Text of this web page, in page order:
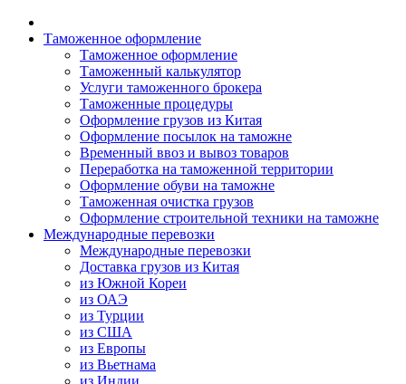
Таможенное оформление
Таможенное оформление
Таможенный калькулятор
Услуги таможенного брокера
Таможенные процедуры
Оформление грузов из Китая
Оформление посылок на таможне
Временный ввоз и вывоз товаров
Переработка на таможенной территории
Оформление обуви на таможне
Таможенная очистка грузов
Оформление строительной техники на таможне
Международные перевозки
Международные перевозки
Доставка грузов из Китая
из Южной Кореи
из ОАЭ
из Турции
из США
из Европы
из Вьетнама
из Индии